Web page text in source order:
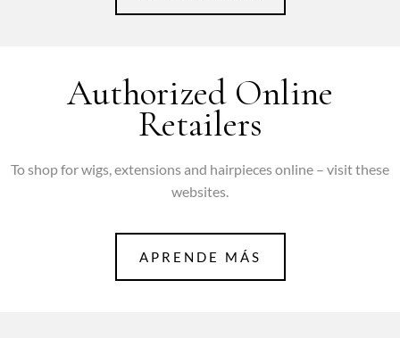
Authorized Online
Retailers
To shop for wigs, extensions and hairpieces online – visit these
websites.
APRENDE MÁS